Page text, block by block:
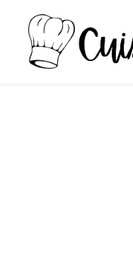
contenuto